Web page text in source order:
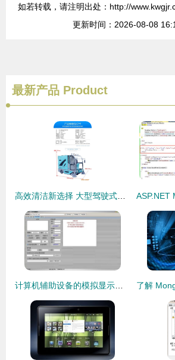
如若转载，请注明出处：http://
更新时间：2026-08-08
最新产品 Product
高效清洁新选择 大型驾驶式电动扫地车在工业与物业领域的应用
计算机辅助设备的模拟显示与代购代销策略——以“范伟打天下”免费版为例